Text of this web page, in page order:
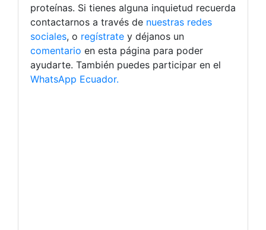
proteínas. Si tienes alguna inquietud recuerda
contactarnos a través de nuestras redes
sociales, o regístrate y déjanos un
comentario en esta página para poder
ayudarte. También puedes participar en el
WhatsApp Ecuador.